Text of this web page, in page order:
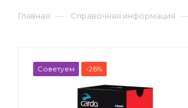
Главная — Справочная информация
Советуем -26%